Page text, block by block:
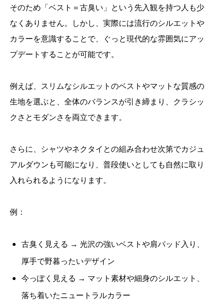
そのため「ベスト＝古臭い」という先入観を持つ人も少
なくありません。しかし、実際には流行のシルエットや
カラーを意識することで、ぐっと現代的な雰囲気にアッ
プデートすることが可能です。
例えば、スリムなシルエットのベストやマットな質感の
生地を選ぶと、全体のバランスが引き締まり、クラシッ
クさとモダンさを両立できます。
さらに、シャツやネクタイとの組み合わせ次第でカジュ
アルダウンも可能になり、普段使いとしても自然に取り
入れられるようになります。
例：
古臭く見える → 光沢の強いベストや肩パッド入り、
厚手で野暮ったいデザイン
今っぽく見える → マット素材や細身のシルエット、
落ち着いたニュートラルカラー